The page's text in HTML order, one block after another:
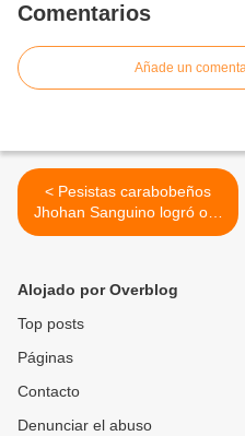
Comentarios
Añade un
< Pesistas carabobeños
Jhohan Sanguino logró oro
y Yaniuska Espinosa con
Alojado por Overblog
Top posts
Páginas
Contacto
Denunciar el abuso